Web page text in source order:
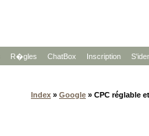
R�gles ChatBox Inscription
Index » Google » CPC réglable